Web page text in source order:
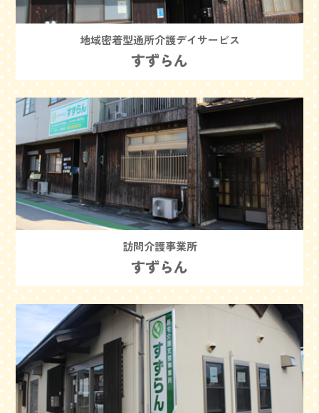
地域密着型通所介護デイサービス
すずらん
訪問介護事業所
すずらん